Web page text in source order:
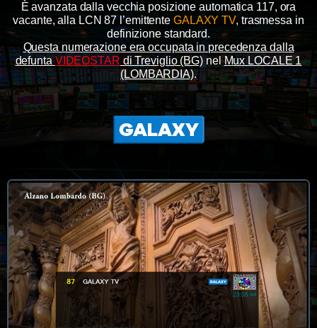
È avanzata dalla vecchia posizione automatica 117, ora
vacante, alla LCN 87 l’emittente GALAXY TV, trasmessa in
definizione standard.
Questa numerazione era occupata in precedenza dalla
defuntaVIDEOSTARdi Treviglio (BG) nelMux LOCALE 1
(LOMBARDIA).